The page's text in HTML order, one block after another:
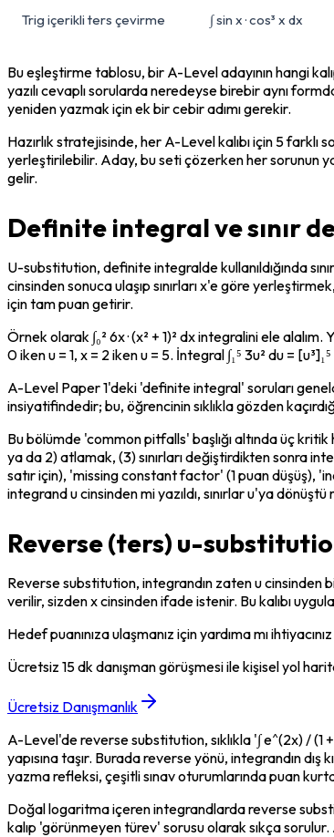
Trig içerikli ters çevirme ∫ sin x · cos³ x dx
Bu eşleştirme tablosu, bir A-Level adayının hangi
yazılı cevaplı sorularda neredeyse birebir aynı
yeniden yazmak için ek bir cebir adımı gerekir.
Hazırlık stratejisinde, her A-Level kalıbı için 5
yerleştirilebilir. Aday, bu seti çözerken her sorunun
gelir.
Definite integral ve sınır
U-substitution, definite integralde kullanıldığında
cinsinden sonuca ulaşıp sınırları x'e göre
için tam puan getirir.
Örnek olarak ∫₀² 6x · (x² + 1)² dx integralini ele
0 iken u = 1, x = 2 iken u = 5. İntegral ∫₁⁵ 3u² du =
A-Level Paper 1'deki 'definite integral' soruları
insiyatifindedir; bu, öğrencinin sıklıkla gözden
Bu bölümde 'common pitfalls' başlığı altında üç kritik
ya da 2) atlamak, (3) sınırları değiştirdikten sonra
satır için), 'missing constant factor' (1 puan düşüş),
integrand u cinsinden mi yazıldı, sınırlar u'ya
Reverse (ters) u-
Reverse substitution, integrandın zaten u cinsinden
verilir, sizden x cinsinden ifade istenir. Bu kalıbı
Hedef puanınıza ulaşmanız için yardıma mı
Ücretsiz 15 dk danışman görüşmesi ile kişisel yol
Ücretsiz Danışmanlık
A-Level'de reverse substitution, sıklıkla '∫ e^(2x) /
yapısına taşır. Burada reverse yönü, integrandın dış
yazma refleksi, çeşitli sınav oturumlarında puan
Doğal logaritma içeren integrandlarda reverse
kalıp 'görünmeyen türev' sorusu olarak sıkça sorulur.